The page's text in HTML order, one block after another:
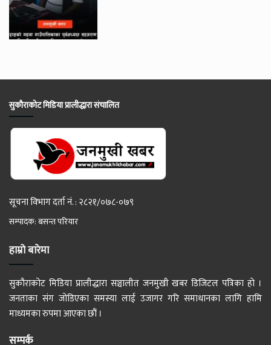
सुकौराकोट मिडिया प्रालीद्धारा संचालित
सूचना विभाग दर्ता नं. : २८२१/०७८-०७९
सम्पादक: बसन्त परियार
हाम्रो बारेमा
सुकौराकोट मिडिया प्रालीद्धारा सञ्चालीत जनमुखी खबर डिजिटल पत्रिका हो ।
जनताका संग जोडिएका समस्या लाई उजागर गरि समाधानका लागि हामि
माध्यमका रुपमा आएका छौं ।
सम्पर्क